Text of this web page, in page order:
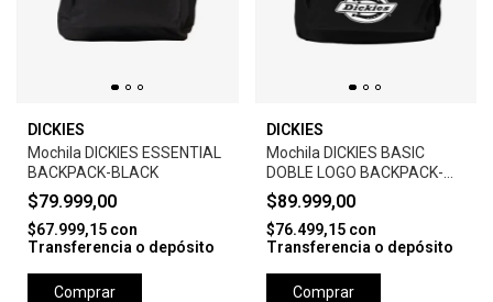
DICKIES
Mochila DICKIES ESSENTIAL
BACKPACK-BLACK
$79.999,00
$67.999,15 con
Transferencia o depósito
Comprar
DICKIES
Mochila DICKIES BASIC
DOBLE LOGO BACKPACK-
BLACK
$89.999,00
$76.499,15 con
Transferencia o depósito
Comprar